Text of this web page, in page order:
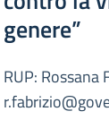
genere”
RUP: Rossana